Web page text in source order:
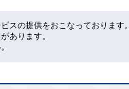
スの提供をおこなっております。
あります。